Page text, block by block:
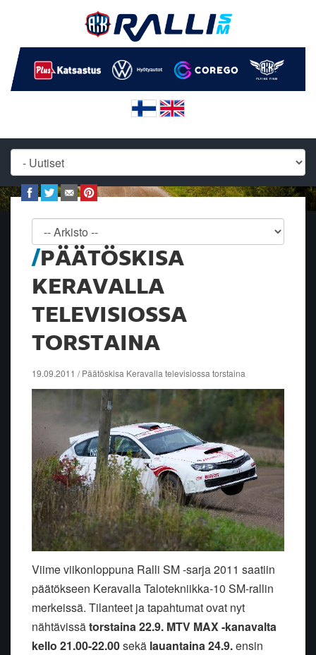
PÄÄTÖSKISA
KERAVALLA
TELEVISIOSSA
TORSTAINA
19.09.2011 / Päätöskisa Keravalla televisiossa torstaina
Viime viikonloppuna Ralli SM -sarja 2011 saatiin
päätökseen Keravalla Talotekniikka-10 SM-rallin
merkeissä. Tilanteet ja tapahtumat ovat nyt
nähtävissätorstaina 22.9. MTV MAX -kanavalta
kello 21.00-22.00sekä lauantaina 24.9.ensin